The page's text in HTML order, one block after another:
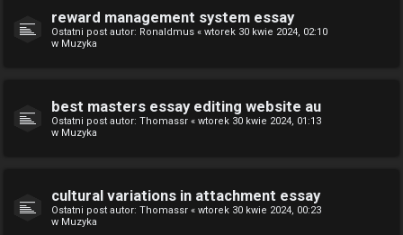
reward management system essay
Ostatni post autor: Ronaldmus « wtorek 30 kwie 2024, 02:10
w Muzyka
best masters essay editing website au
Ostatni post autor: Thomassr « wtorek 30 kwie 2024, 01:13
w Muzyka
cultural variations in attachment essay
Ostatni post autor: Thomassr « wtorek 30 kwie 2024, 00:23
w Muzyka